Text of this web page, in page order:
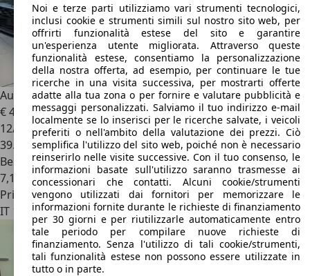
Audi TTSCoupe 2.0 tfsi Sport Attitude quattro 306cv s-tro
€ 41.000
12/2020
39.000 km
Benzina
7,1 l/100 km (comb.)
Privato
IT 10146Torino
Noi e terze parti utilizziamo vari strumenti tecnologici,
inclusi cookie e strumenti simili sul nostro sito web, per
offrirti funzionalità estese del sito e garantire
un'esperienza utente migliorata. Attraverso queste
funzionalità estese, consentiamo la personalizzazione
della nostra offerta, ad esempio, per continuare le tue
ricerche in una visita successiva, per mostrarti offerte
adatte alla tua zona o per fornire e valutare pubblicità e
messaggi personalizzati. Salviamo il tuo indirizzo e-mail
localmente se lo inserisci per le ricerche salvate, i veicoli
preferiti o nell'ambito della valutazione dei prezzi. Ciò
semplifica l'utilizzo del sito web, poiché non è necessario
reinserirlo nelle visite successive. Con il tuo consenso, le
informazioni basate sull'utilizzo saranno trasmesse ai
concessionari che contatti. Alcuni cookie/strumenti
vengono utilizzati dai fornitori per memorizzare le
informazioni fornite durante le richieste di finanziamento
per 30 giorni e per riutilizzarle automaticamente entro
tale periodo per compilare nuove richieste di
finanziamento. Senza l'utilizzo di tali cookie/strumenti,
tali funzionalità estese non possono essere utilizzate in
tutto o in parte.